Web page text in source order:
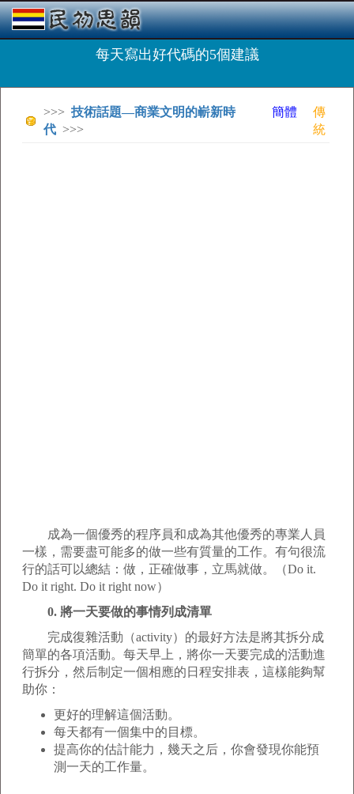
每天寫出好代碼的5個建議
>>> 技術話題—商業文明的嶄新時
代 >>>
簡體
傳
統
成為一個優秀的程序員和成為其他優秀的專業人員
一樣，需要盡可能多的做一些有質量的工作。有句很流
行的話可以總結：做，正確做事，立馬就做。（Do it.
Do it right. Do it right now）
0. 將一天要做的事情列成清單
完成復雜活動（activity）的最好方法是將其拆分成
簡單的各項活動。每天早上，將你一天要完成的活動進
行拆分，然后制定一個相應的日程安排表，這樣能夠幫
助你：
更好的理解這個活動。
每天都有一個集中的目標。
提高你的估計能力，幾天之后，你會發現你能預
測一天的工作量。